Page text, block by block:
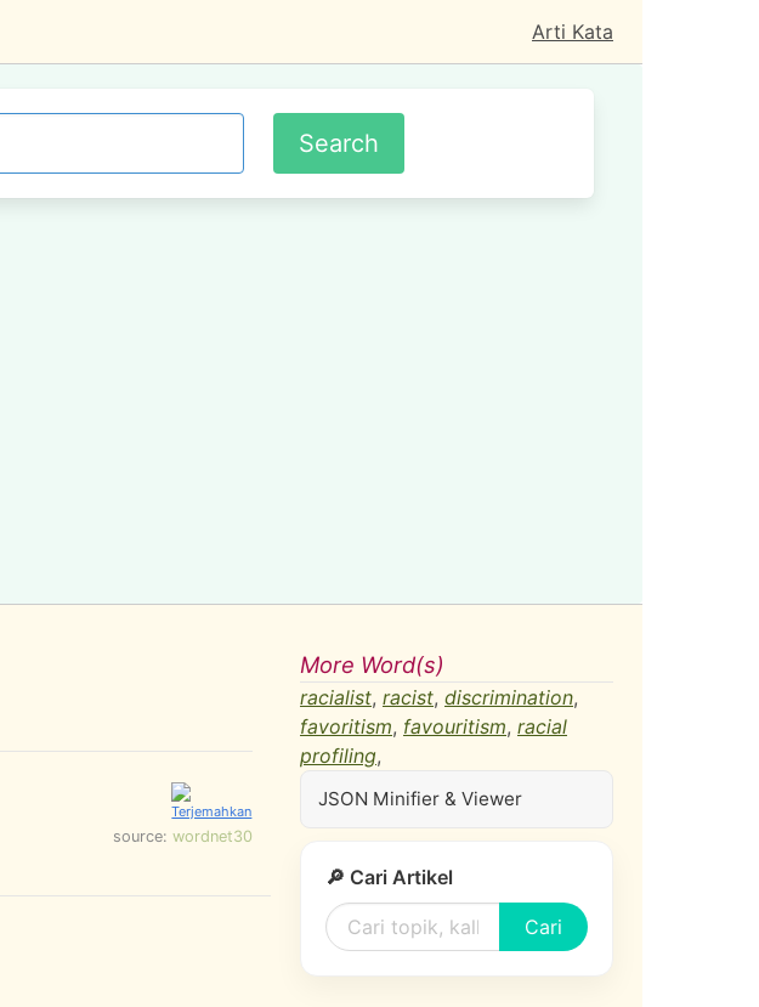
Arti Kata
source: wordnet30
More Word(s)
racialist, racist, discrimination,
favoritism, favouritism, racial
profiling,
JSON Minifier & Viewer
🔎 Cari Artikel
Cari